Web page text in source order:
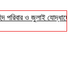
ও জুলাই যোদ্ধাদের